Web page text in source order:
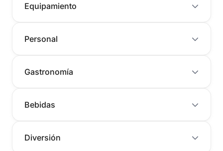
Equipamiento
Personal
Gastronomía
Bebidas
Diversión